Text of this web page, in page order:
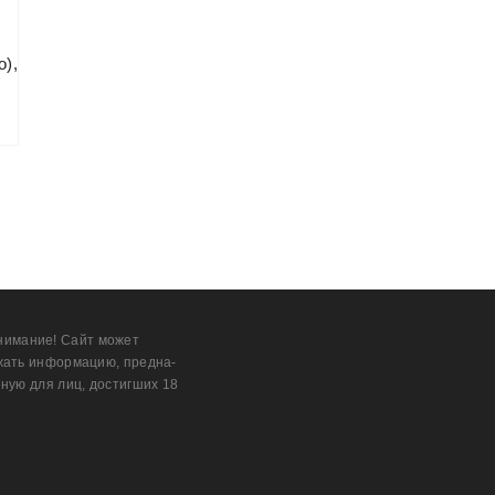
Сайт может
информацию, предна­
для лиц, дости­гших 18